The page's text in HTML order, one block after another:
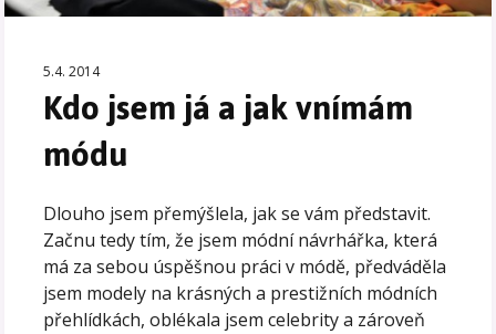
5.4. 2014
Kdo jsem já a jak vnímám
módu
Dlouho jsem přemýšlela, jak se vám představit.
Začnu tedy tím, že jsem módní návrhářka, která
má za sebou úspěšnou práci v módě, předváděla
jsem modely na krásných a prestižních módních
přehlídkách, oblékala jsem celebrity a zároveň